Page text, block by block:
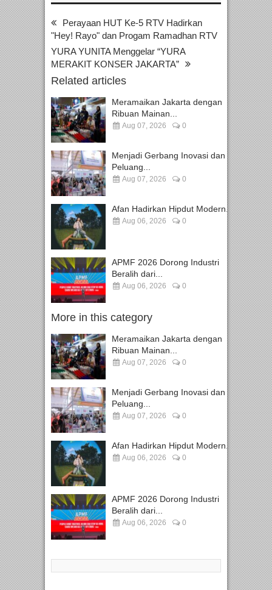
Perayaan HUT Ke-5 RTV Hadirkan
"Hey! Rayo" dan Progam Ramadhan RTV
YURA YUNITA Menggelar “YURA
MERAKIT KONSER JAKARTA”
Related articles
Meramaikan Jakarta dengan
Ribuan Mainan...
Aug 07, 2026 0
Menjadi Gerbang Inovasi dan
Peluang...
Aug 07, 2026 0
Afan Hadirkan Hipdut Modern...
Aug 06, 2026 0
APMF 2026 Dorong Industri
Beralih dari...
Aug 06, 2026 0
More in this category
Meramaikan Jakarta dengan
Ribuan Mainan...
Aug 07, 2026 0
Menjadi Gerbang Inovasi dan
Peluang...
Aug 07, 2026 0
Afan Hadirkan Hipdut Modern...
Aug 06, 2026 0
APMF 2026 Dorong Industri
Beralih dari...
Aug 06, 2026 0